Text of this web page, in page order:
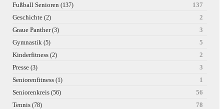
Fußball Senioren (137)
137
Geschichte (2)
2
Graue Panther(3)
3
Gymnastik (5)
5
Kinderfitness (2)
2
Presse (3)
3
Seniorenfitness (1)
1
Seniorenkreis (56)
56
Tennis (78)
78